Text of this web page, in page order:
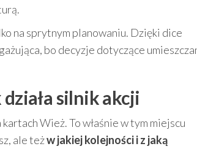
na sprytnym planowaniu. Dzięki dice
bo decyzje dotyczące
silnik akcji
Wież. To właśnie w tym miejscu
ale teżw jakiej kolejności i z jaką